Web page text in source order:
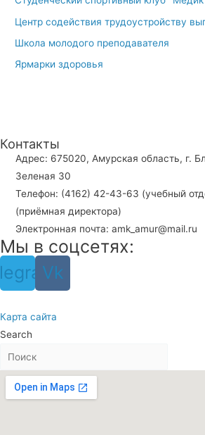
Центр содействия трудоустройству
Школа молодого преподавателя
Ярмарки здоровья
Контакты
Адрес: 675020, Амурская область, г.
Зеленая 30
Телефон: (4162) 42-43-63 (учебный
(приёмная директора)
Электронная почта: amk_amur@mail.ru
Мы в соцсетях:
Vk
Карта сайта
Search